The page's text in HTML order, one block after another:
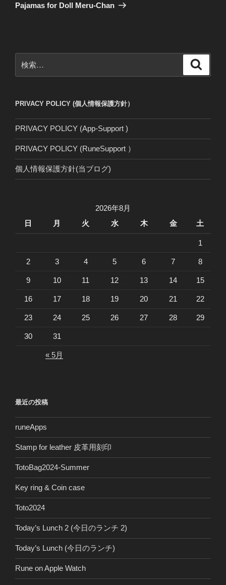
ゲ
ン
の
Pajamas for Doll Meru-Chan
索:
PRIVACY POLICY (個人情報保護方針）
PRIVACY POLICY (App-Support )
PRIVACY POLICY (RuneSupport ）
個人情報保護方針(当ブログ)
2026年8月
日
月 火 水 木 金 土
1
2 3 4 5 6 7 8
9 10 11 12 13 14 15
16 17 18 19 20 21 22
23 24 25 26 27 28 29
30 31
« 5月
最近の投稿
runeApps
Stamp for leather 皮革用刻印
TotoBag2024-Summer
Key ring & Coin case
Toto2024
Today’s Lunch 2 (今日のランチ 2)
Today’s Lunch (今日のランチ)
Rune on Apple Watch